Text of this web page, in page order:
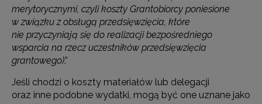
merytorycznymi, czyli koszty Grantobiorcy poniesione
w związku z obsługą przedsięwzięcia, które
nie przyczyniają się do realizacji bezpośredniego
wsparcia na rzecz uczestników przedsięwzięcia
grantowego).”
Jeśli chodzi o koszty materiałów lub delegacji
oraz inne podobne wydatki, mogą być one uznane jako